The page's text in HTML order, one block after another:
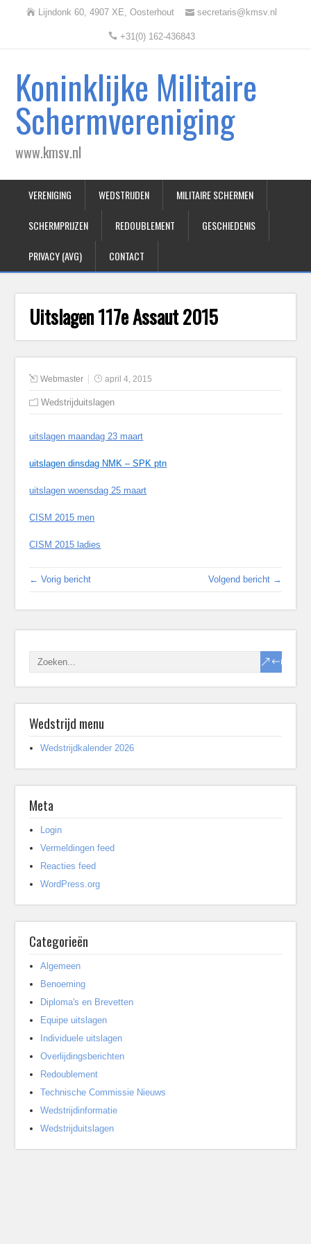
Lijndonk 60, 4907 XE, Oosterhout secretaris@kmsv.nl
+31(0) 162-436843
Koninklijke Militaire
Schermvereniging
www.kmsv.nl
VERENIGING WEDSTRIJDEN MILITAIRE SCHERMEN
SCHERMPRIJZEN REDOUBLEMENT GESCHIEDENIS
PRIVACY (AVG) CONTACT
Uitslagen 117e Assaut 2015
Webmaster april 4, 2015
Wedstrijduitslagen
uitslagen maandag 23 maart
uitslagen dinsdag NMK – SPK ptn
uitslagen woensdag 25 maart
CISM 2015 men
CISM 2015 ladies
← Vorig bericht Volgend bericht →
Wedstrijd menu
Wedstrijdkalender 2026
Meta
Login
Vermeldingen feed
Reacties feed
WordPress.org
Categorieën
Algemeen
Benoeming
Diploma's en Brevetten
Equipe uitslagen
Individuele uitslagen
Overlijdingsberichten
Redoublement
Technische Commissie Nieuws
Wedstrijdinformatie
Wedstrijduitslagen